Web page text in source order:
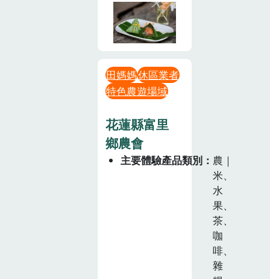
田媽媽休區業者
特色農遊場域
花蓮縣富里
鄉農會
主要體驗產品類別
農｜
米、
水
果、
茶、
咖
啡、
雜